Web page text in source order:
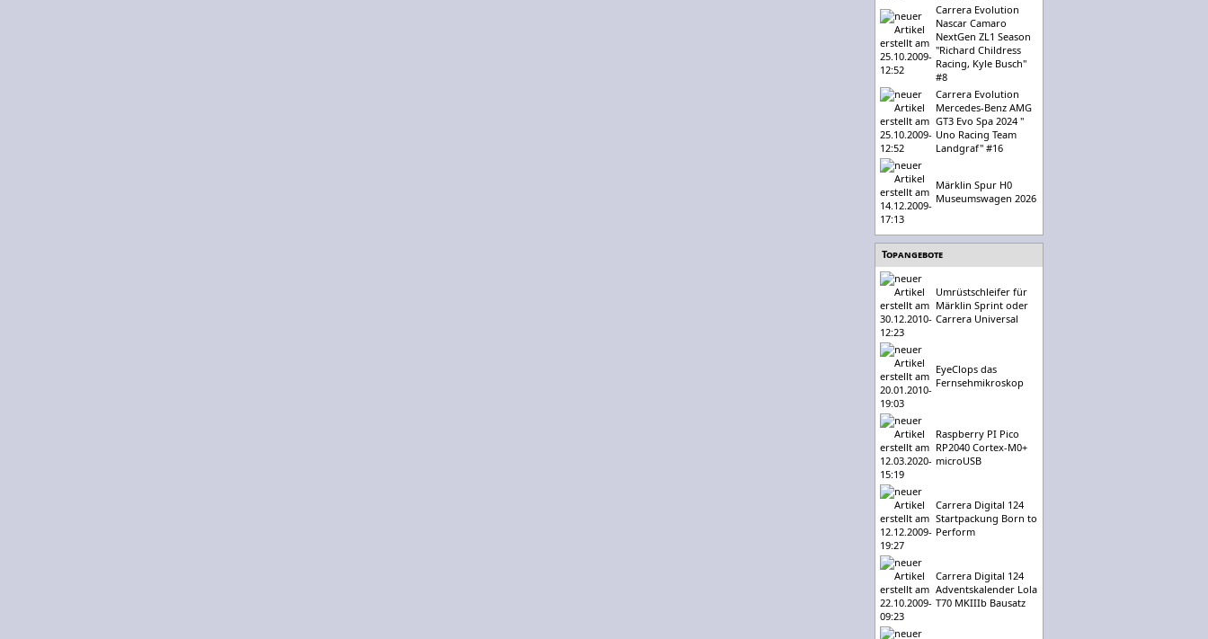
Carrera Evolution
Nascar Camaro
NextGen ZL1 Season
"Richard Childress
Racing, Kyle Busch"
#8
Carrera Evolution
Mercedes-Benz AMG
GT3 Evo Spa 2024 "
Uno Racing Team
Landgraf" #16
Märklin Spur H0
Museumswagen 2026
Topangebote
Umrüstschleifer für
Märklin Sprint oder
Carrera Universal
EyeClops das
Fernsehmikroskop
Raspberry PI Pico
RP2040 Cortex-M0+
microUSB
Carrera Digital 124
Startpackung Born to
Perform
Carrera Digital 124
Adventskalender Lola
T70 MKIIIb Bausatz